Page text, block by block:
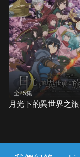
全25集
月光下的異世界之